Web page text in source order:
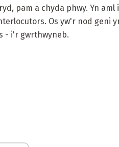
pam a chyda phwy. Yn aml
Os yw'r nod geni
- i'r gwrthwyneb.